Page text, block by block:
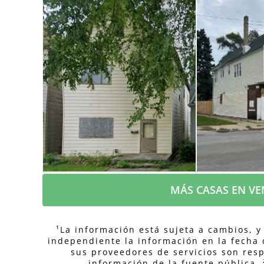
Oportunidad de Uso
Mixto con Potencial
de Valor Agregado
MÁS CASAS EN
¹La información está sujeta a cambios,
independiente la información en la
sus proveedores de servicios son